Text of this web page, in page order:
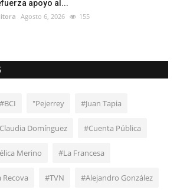
apoyo al...
Agosto 6, 2026 155
#BCI "Pejerrey #Juan Tapia
Domínguez #Cuenta Pública
Merino #La Francesa
Recova #TVN #Alejandro González